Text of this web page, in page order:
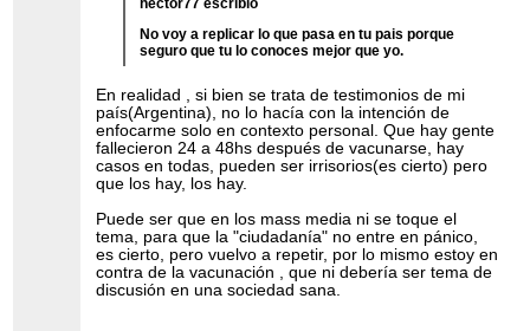
hector77 escribió
No voy a replicar lo que pasa en tu pais porque
seguro que tu lo conoces mejor que yo.
En realidad , si bien se trata de testimonios de mi
país(Argentina), no lo hacía con la intención de
enfocarme solo en contexto personal. Que hay gente
fallecieron 24 a 48hs después de vacunarse, hay
casos en todas, pueden ser irrisorios(es cierto) pero
que los hay, los hay.
Puede ser que en los mass media ni se toque el
tema, para que la "ciudadanía" no entre en pánico,
es cierto, pero vuelvo a repetir, por lo mismo estoy en
contra de la vacunación , que ni debería ser tema de
discusión en una sociedad sana.